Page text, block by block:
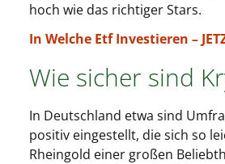
hoch wie das richtiger Stars.
In Welche Etf Investieren –
Wie sicher sind
In Deutschland etwa sind
positiv eingestellt, die sich so
Rheingold einer großen